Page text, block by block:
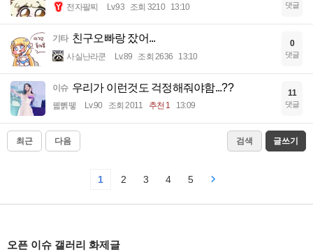
전자팔찌 Lv.93 조회 3210 13:10 댓글
기타 친구오빠랑 잤어...
사실난라쿤 Lv.89 조회 2636 13:10
0
댓글
이슈 우리가 이런것도 걱정해줘야함...??
꿻뻵뗗 Lv.90 조회 2011 추천 1 13:09
11
댓글
최근 다음 검색 글쓰기
1 2 3 4 5
오픈 이슈 갤러리 화제글